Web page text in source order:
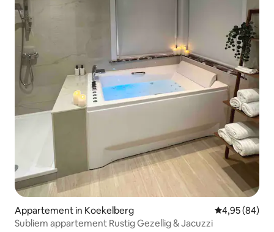
Appartement in Koekelberg Gemiddelde
4,95 (84)
Subliem appartement Rustig Gezellig & Jacuzzi